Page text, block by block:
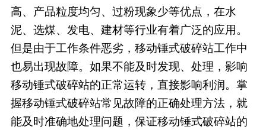
高、产品粒度均匀、过粉现象少等优点，在水
泥、选煤、发电、建材等行业有着广泛的应用。
但是由于工作条件恶劣，移动锤式破碎站工作中
也易出现故障。如果不能及时发现、处理，影响
移动锤式破碎站的正常运转，直接影响利润。掌
握移动锤式破碎站常见故障的正确处理方法，就
能及时准确地处理问题，保证移动锤式破碎站的